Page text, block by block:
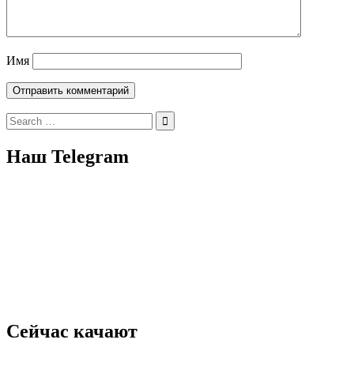
Имя
Search
for:
Наш Telegram
Сейчас качают